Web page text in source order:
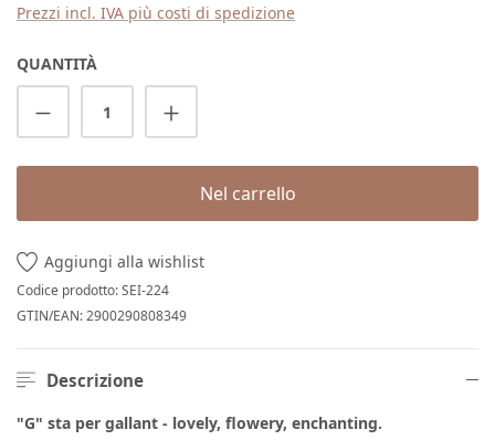
Prezzi incl. IVA più costi di spedizione
QUANTITÀ
Quantità del prodotto: inserisci la
Nel carrello
Aggiungi alla wishlist
Codice prodotto:SEI-224
GTIN/EAN:2900290808349
Descrizione
"G" sta per gallant - lovely, flowery, enchanting.